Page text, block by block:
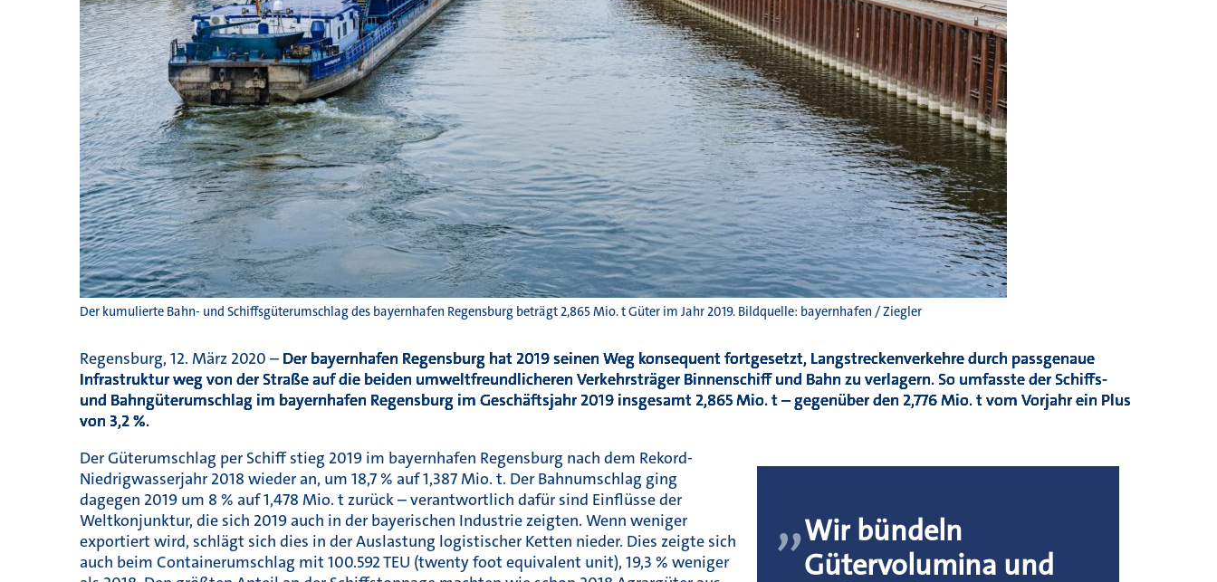
Der kumulierte Bahn- und Schiffsgüterumschlag des bayernhafen Regensburg beträgt 2,865 Mio. t Güter im Jahr 2019. Bildquelle: bayernhafen / Ziegler
Regensburg, 12. März 2020 – Der bayernhafen Regensburg hat 2019 seinen Weg konsequent fortgesetzt, Langstreckenverkehre durch passgenaue
Infrastruktur weg von der Straße auf die beiden umweltfreundlicheren Verkehrsträger Binnenschiff und Bahn zu verlagern. So umfasste der Schiffs-
und Bahngüterumschlag im bayernhafen Regensburg im Geschäftsjahr 2019 insgesamt 2,865 Mio. t – gegenüber den 2,776 Mio. t vom Vorjahr ein Plus
von 3,2 %.
„Wir bündeln
Gütervolumina und
Der Güterumschlag per Schiff stieg 2019 im bayernhafen Regensburg nach dem Rekord-
Niedrigwasserjahr 2018 wieder an, um 18,7 % auf 1,387 Mio. t. Der Bahnumschlag ging
dagegen 2019 um 8 % auf 1,478 Mio. t zurück – verantwortlich dafür sind Einflüsse der
Weltkonjunktur, die sich 2019 auch in der bayerischen Industrie zeigten. Wenn weniger
exportiert wird, schlägt sich dies in der Auslastung logistischer Ketten nieder. Dies zeigte sich
auch beim Containerumschlag mit 100.592 TEU (twenty foot equivalent unit), 19,3 % weniger